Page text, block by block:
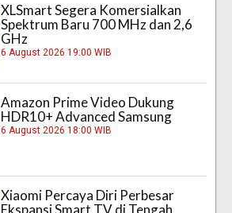
XLSmart Segera Komersialkan
Spektrum Baru 700 MHz dan 2,6
GHz
6 August 2026 19:00 WIB
Amazon Prime Video Dukung
HDR10+ Advanced Samsung
6 August 2026 18:00 WIB
Xiaomi Percaya Diri Perbesar
Ekspansi Smart TV di Tengah